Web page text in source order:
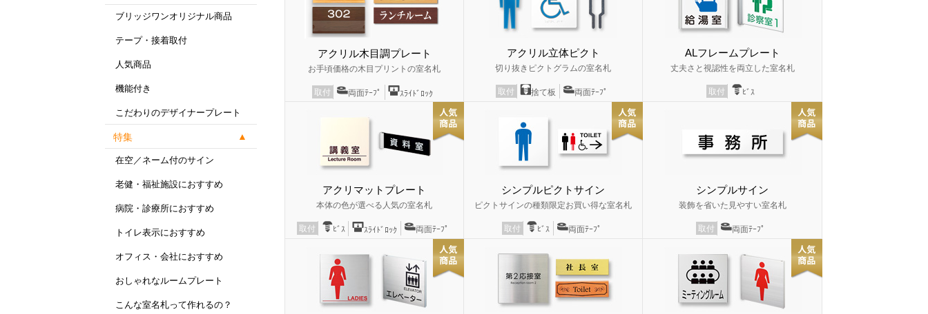
ブリッジワンオリジナル商品
テープ・接着取付
人気商品
機能付き
こだわりのデザイナープレート
特集
在空／ネーム付のサイン
老健・福祉施設におすすめ
病院・診療所におすすめ
トイレ表示におすすめ
オフィス・会社におすすめ
おしゃれなルームプレート
こんな室名札って作れるの？
アクリル木目調プレート
お手頃価格の木目プリントの室名札
取付 両面ﾃｰﾌﾟ ｽﾗｲﾄﾞﾛｯｸ
アクリル立体ピクト
切り抜きピクトグラムの室名札
取付 捨て板 両面ﾃｰﾌﾟ
ALフレームプレート
丈夫さと視認性を両立した室名札
取付 ﾋﾞｽ
アクリマットプレート
本体の色が選べる人気の室名札
取付 ﾋﾞｽ ｽﾗｲﾄﾞﾛｯｸ 両面ﾃｰﾌﾟ
シンプルピクトサイン
ピクトサインの種類限定お買い得な室名札
取付 ﾋﾞｽ 両面ﾃｰﾌﾟ
シンプルサイン
装飾を省いた見やすい室名札
取付 両面ﾃｰﾌﾟ